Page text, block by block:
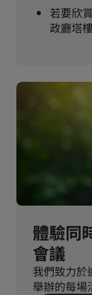
若要欣
政廳塔
體驗同
會議
我們致力於
舉辦的每場